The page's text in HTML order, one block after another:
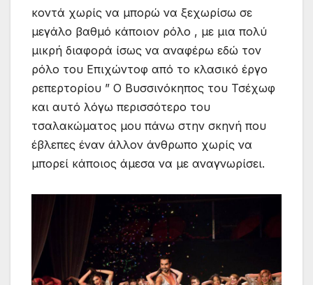
κοντά χωρίς να μπορώ να ξεχωρίσω σε
μεγάλο βαθμό κάποιον ρόλο , με μια πολύ
μικρή διαφορά ίσως να αναφέρω εδώ τον
ρόλο του Επιχώντοφ από το κλασικό έργο
ρεπερτορίου ” Ο Βυσσινόκηπος του Τσέχωφ
και αυτό λόγω περισσότερο του
τσαλακώματος μου πάνω στην σκηνή που
έβλεπες έναν άλλον άνθρωπο χωρίς να
μπορεί κάποιος άμεσα να με αναγνωρίσει.